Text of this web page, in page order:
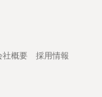
社概要
採用情報